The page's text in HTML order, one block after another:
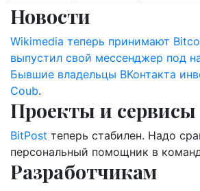
Новости
Wikimedia теперь принимают
выпустил свой мессенджер под
Бывшие владельцы ВКонтакта
Coub.
Проекты и сервисы
BitPost теперь стабилен. Надо
персональный помощник в
Разработчикам